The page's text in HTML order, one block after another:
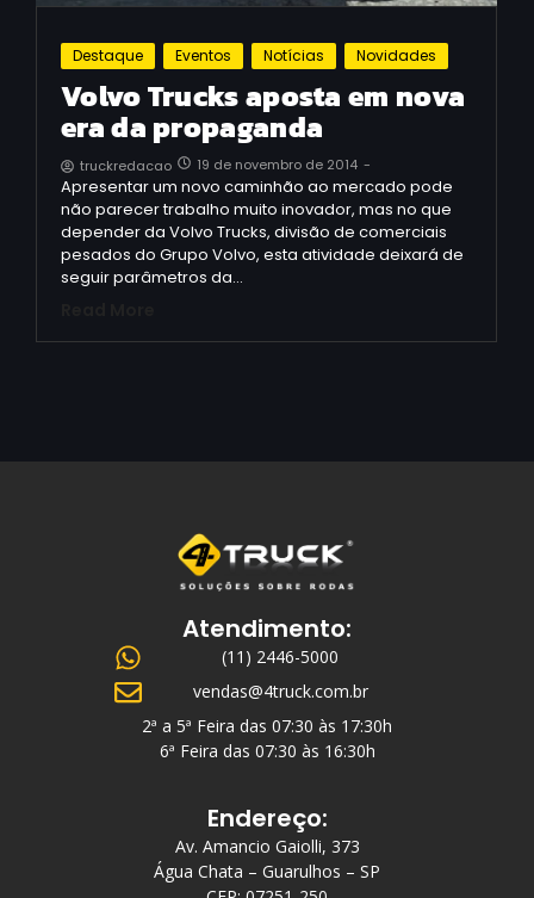
Destaque Eventos Notícias Novidades
Volvo Trucks aposta em nova
era da propaganda
truckredacao 19 de novembro de 2014 -
Apresentar um novo caminhão ao mercado pode
não parecer trabalho muito inovador, mas no que
depender da Volvo Trucks, divisão de comerciais
pesados do Grupo Volvo, esta atividade deixará de
seguir parâmetros da…
Atendimento:
(11) 2446-5000
vendas@4truck.com.br
2ª a 5ª Feira das 07:30 às 17:30h
6ª Feira das 07:30 às 16:30h
Endereço:
Av. Amancio Gaiolli, 373
Água Chata – Guarulhos – SP